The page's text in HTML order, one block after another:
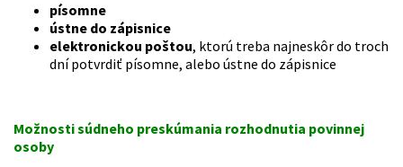
písomne
ústne do zápisnice
elektronickou poštou, ktorú treba najneskôr do troch
dní potvrdiť písomne, alebo ústne do zápisnice
Možnosti súdneho preskúmania rozhodnutia povinnej
osoby